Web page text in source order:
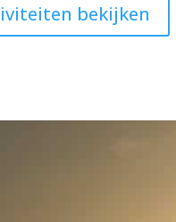
bekijken